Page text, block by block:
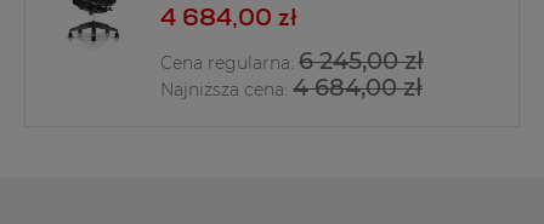
4 684,00 zł
Cena regularna: 6 245,00 zł
Najniższa cena: 4 684,00 zł